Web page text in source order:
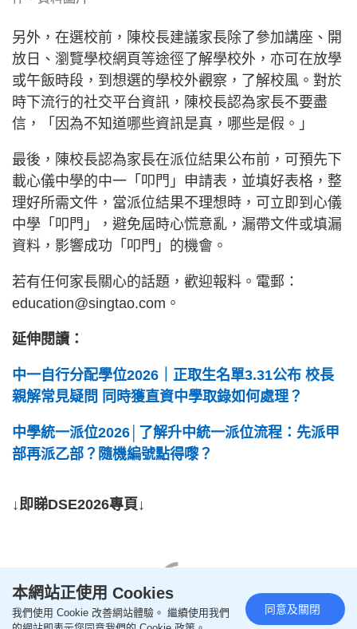
另外，在選校前，陳校長建議家長除了參加講座、開
放日、瀏覽學校網頁等途徑了解學校外，亦可在放學
或午飯時段，到想選的學校外觀察，了解校風。對於
時下流行的社交平台資訊，陳校長認為家長不要盡
信，「因為不知道哪些資訊是真，哪些是假。」
最後，陳校長認為家長在派位結果公布前，可預先下
載心儀中學的中一「叩門」申請表，並填好表格，整
理好所需文件，當派位結果不理想時，可立即到心儀
中學「叩門」，避免屆時心慌意亂，漏帶文件或填漏
資料，影響成功「叩門」的機會。
若有任何家長關心的話題，歡迎報料。電郵：
education@singtao.com 。
延伸閱讀：
中一自行分配學位2026｜正取生名單3.31公布 校長
親解常見疑問 同時獲直資中學取錄如何處理？
中學統一派位2026│了解升中統一派位流程：先派甲
部再派乙部？隨機編號點得嚟？
↓即睇DSE2026專頁↓
本網站正使用 Cookies
我們使用 Cookie 改善網站體驗。 繼續使用我們
同意及關閉